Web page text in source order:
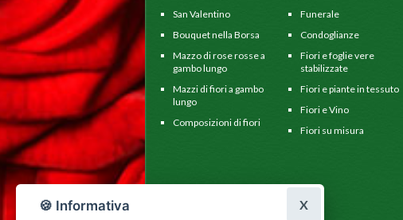
San Valentino
Bouquet nella Borsa
Mazzo di rose rosse a
gambo lungo
Mazzi di fiori a gambo
lungo
Composizioni di fiori
Funerale
Condoglianze
Fiori e foglie vere
stabilizzate
Fiori e piante in tessuto
Fiori e Vino
Fiori su misura
🍪 Informativa X